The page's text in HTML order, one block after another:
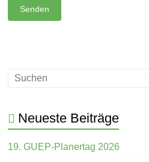
Neueste Beiträge
19. GUEP-Planertag 2026